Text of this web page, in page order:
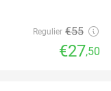
Regulier €55
€27,50